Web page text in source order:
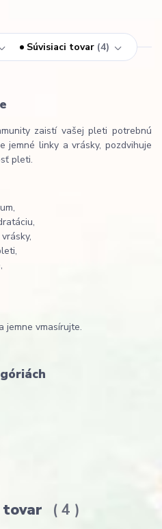
Súvisiaci tovar 4
zaistí vašej pleti potrebnú
jemné linky a vrásky, pozdvihuje
pleti.
jemne vmasírujte.
tovar 4